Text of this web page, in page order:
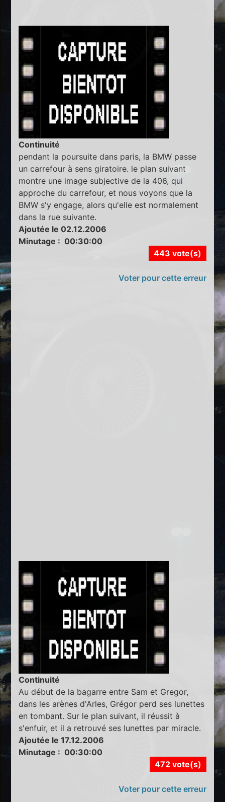
Continuité
pendant la poursuite dans paris, la BMW passe
un carrefour à sens giratoire. le plan suivant
montre une image subjective de la 406, qui
approche du carrefour, et nous voyons que la
BMW s'y engage, alors qu'elle est normalement
dans la rue suivante.
Ajoutée le 02.12.2006
Minutage : 00:30:00
443 vote(s)
Voter pour cette erreur
Continuité
Au début de la bagarre entre Sam et Gregor,
dans les arènes d'Arles, Grégor perd ses lunettes
en tombant. Sur le plan suivant, il réussit à
s'enfuir, et il a retrouvé ses lunettes par miracle.
Ajoutée le 17.12.2006
Minutage : 00:30:00
472 vote(s)
Voter pour cette erreur